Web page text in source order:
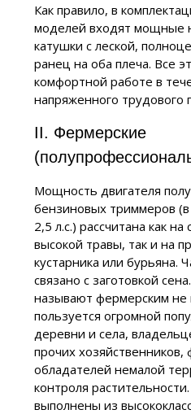
Как правило, в
моделей входят мощные
катушки с леской,
ранец на оба плеча. Все
комфортной работе в
напряженного трудового
II. Фермерские
Мощность двигателя
бензиновых триммеров
2,5 л.с.) рассчитана как
высокой травы, так и на
кустарника или бурьяна.
связано с заготовкой
называют фермерским не
пользуется огромной
деревни и села,
прочих
обладателей немалой
контроля
выполнены из